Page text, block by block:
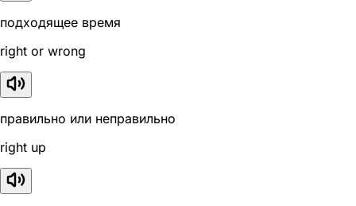
подходящее время
right or wrong
правильно или неправильно
right up